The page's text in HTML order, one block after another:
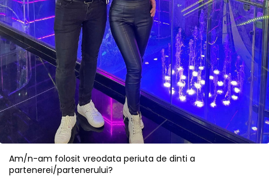
Am/n-am folosit vreodata periuta de dinti a
partenerei/partenerului?